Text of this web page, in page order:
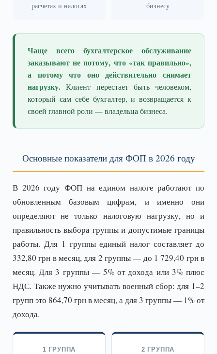
расчетах и налогах бизнесу
Чаще всего бухгалтерское обслуживание
заказывают не потому, что «так правильно»,
а потому что оно действительно снимает
нагрузку. Клиент перестает быть человеком,
который сам себе бухгалтер, и возвращается к
своей главной роли — владельца бизнеса.
Основные показатели для ФОП в 2026 году
В 2026 году ФОП на едином налоге работают по
обновленным базовым цифрам, и именно они
определяют не только налоговую нагрузку, но и
правильность выбора группы и допустимые границы
работы. Для 1 группы единый налог составляет до
332,80 грн в месяц, для 2 группы — до 1 729,40 грн в
месяц. Для 3 группы — 5% от дохода или 3% плюс
НДС. Также нужно учитывать военный сбор: для 1–2
групп это 864,70 грн в месяц, а для 3 группы — 1% от
дохода.
1 ГРУППА 2 ГРУППА